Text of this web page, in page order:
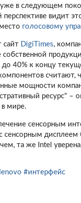
уже в следующем
перспективе видит
голосовому
сайт DigiTimes,
собственной
40% к концу
мощности
ресурс" –
мире.
сенсорным
сенсорным
та же Intel
#интерфейс